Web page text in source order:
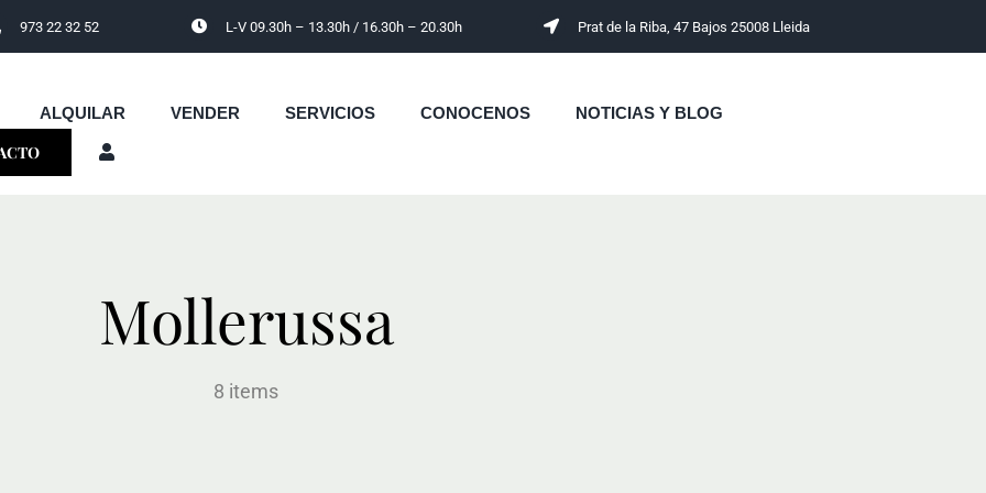
973 22 32 52 L-V 09.30h – 13.30h / 16.30h – 20.30h Prat de la Riba, 47 Bajos 25008 Lleida
ALQUILAR VENDER SERVICIOS CONOCENOS NOTICIAS Y BLOG
Mollerussa
8 items